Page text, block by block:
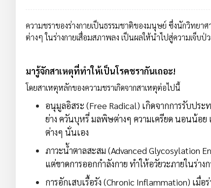
ความชราของร่างกายเป็นธรรมชาติของมนุษย์ ซึ่งนักวิทยาศ
ต่างๆ ในร่างกายเสื่อมสภาพลง เป็นผลให้นำไปสู่ความเจ็บป่
มารู้จักสาเหตุที่ทำให้เป็นโรคชรากันเถอะ!
โดยสาเหตุหลักของความชราเกิดจากสาเหตุต่อไปนี้
อนุมูลอิสระ (Free Radical) เกิดจากการรับปร
ย่าง ควันบุหรี่ มลพิษต่างๆ ความเครียด นอนน้อ
ต่างๆ นั่นเอง
ภาวะน้ำตาลสะสม (Advanced Glycosylation
แต่ขาดการออกกำลังกาย ทำให้อวัยวะภายในร่าง
การอักเสบเรื้อรัง (Chronic Inflammation) เมื่